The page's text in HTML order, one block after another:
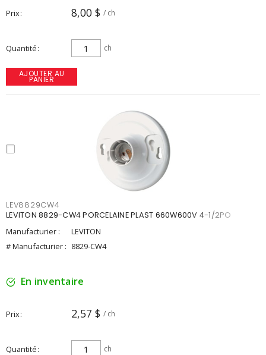
Prix 8,00 $ / ch
Quantité ch
AJOUTER AU
PANIER
LEV8829CW4
LEVITON 8829-CW4 PORCELAINE PLAST 660W600V 4-1/2PO
Manufacturier :
LEVITON
# Manufacturier : 8829-CW4
En inventaire
Prix 2,57 $ / ch
Quantité ch